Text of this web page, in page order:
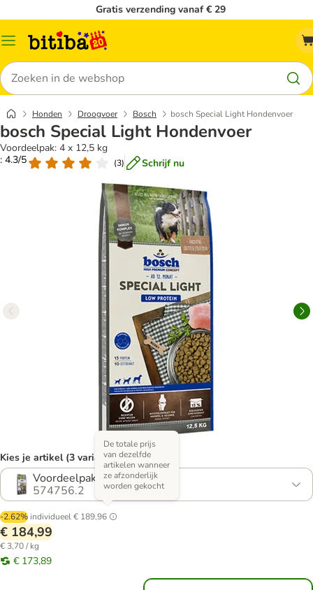
Gratis verzending vanaf € 29
Catalogusmenu
Zoeken
Honden Droogvoer Bosch bosch Special Light Hondenvoer
bosch Special Light Hondenvoer
Voordeelpak: 4 x 12,5 kg
: 4.3/5
(3) Schrijf nu
Kies je artikel (3 varianten)
Voordeelpak: 4 x 12,5 kg
574756.2
-2.62% individueel€ 189,96
De totale prijs
van dezelfde
artikelen wanneer
ze afzonderlijk
worden gekocht
€ 184,99
€ 3,70 / kg
€ 173,89